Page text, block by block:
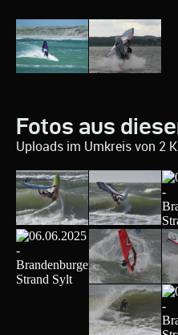
Fotos aus
Uploads im Umkreis von 2